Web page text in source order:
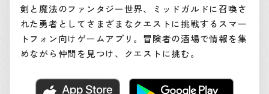
剣と魔法のファンタジー世界、ミッドガルドに召喚さ
れた勇者としてさまざまなクエストに挑戦するスマー
トフォン向けゲームアプリ。冒険者の酒場で情報を集
めながら仲間を見つけ、クエストに挑む。